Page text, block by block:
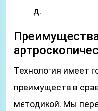
д.
Технология имеет
преимуществ в
методикой. Мы